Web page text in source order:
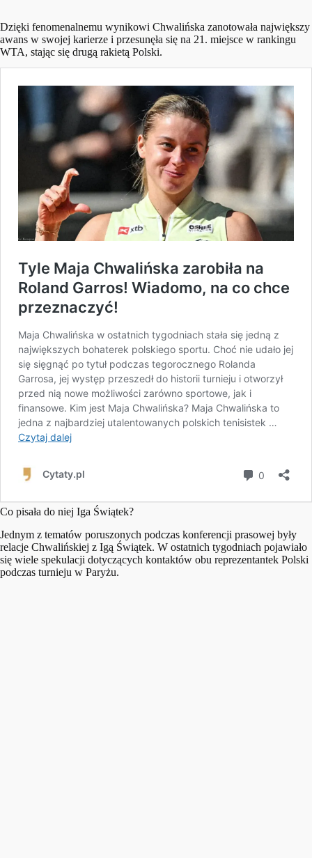
Dzięki fenomenalnemu wynikowi Chwalińska zanotowała największy
awans w swojej karierze i przesunęła się na 21. miejsce w rankingu
WTA, stając się drugą rakietą Polski.
Co pisała do niej Iga Świątek?
Jednym z tematów poruszonych podczas konferencji prasowej były
relacje Chwalińskiej z Igą Świątek. W ostatnich tygodniach pojawiało
się wiele spekulacji dotyczących kontaktów obu reprezentantek Polski
podczas turnieju w Paryżu.